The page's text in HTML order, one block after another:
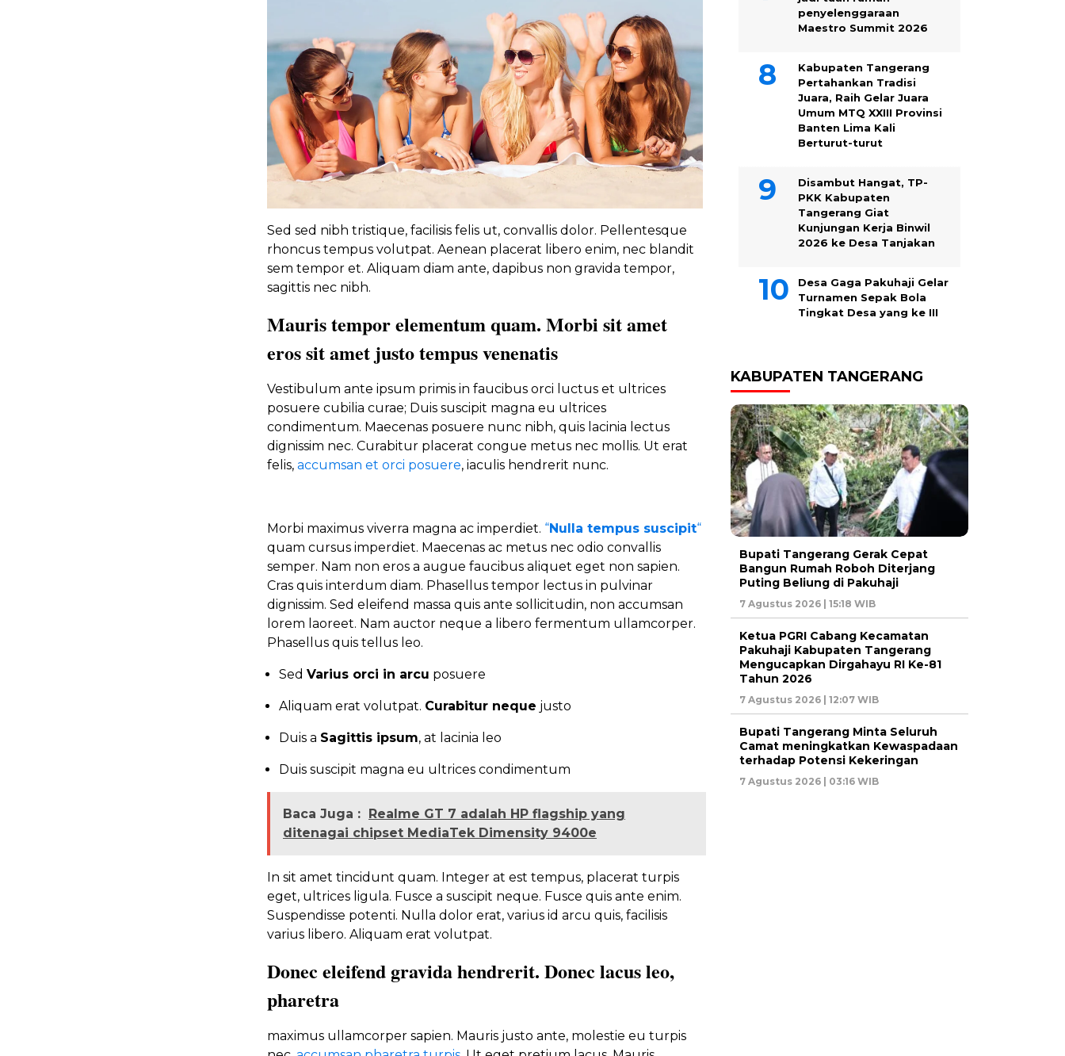
Sed sed nibh tristique, facilisis felis ut, convallis dolor. Pellentesque
rhoncus tempus volutpat. Aenean placerat libero enim, nec blandit
sem tempor et. Aliquam diam ante, dapibus non gravida tempor,
sagittis nec nibh.
Mauris tempor elementum quam. Morbi sit amet
eros sit amet justo tempus venenatis
Vestibulum ante ipsum primis in faucibus orci luctus et ultrices
posuere cubilia curae; Duis suscipit magna eu ultrices
condimentum. Maecenas posuere nunc nibh, quis lacinia lectus
dignissim nec. Curabitur placerat congue metus nec mollis. Ut erat
felis, accumsan et orci posuere, iaculis hendrerit nunc.
Morbi maximus viverra magna ac imperdiet. “Nulla tempus suscipit“
quam cursus imperdiet. Maecenas ac metus nec odio convallis
semper. Nam non eros a augue faucibus aliquet eget non sapien.
Cras quis interdum diam. Phasellus tempor lectus in pulvinar
dignissim. Sed eleifend massa quis ante sollicitudin, non accumsan
lorem laoreet. Nam auctor neque a libero fermentum ullamcorper.
Phasellus quis tellus leo.
Sed Varius orci in arcu posuere
Aliquam erat volutpat. Curabitur neque justo
Duis a Sagittis ipsum, at lacinia leo
Duis suscipit magna eu ultrices condimentum
Baca Juga :
Realme GT 7 adalah HP flagship yang
ditenagai chipset MediaTek Dimensity 9400e
In sit amet tincidunt quam. Integer at est tempus, placerat turpis
eget, ultrices ligula. Fusce a suscipit neque. Fusce quis ante enim.
Suspendisse potenti. Nulla dolor erat, varius id arcu quis, facilisis
varius libero. Aliquam erat volutpat.
Donec eleifend gravida hendrerit. Donec lacus leo,
pharetra
maximus ullamcorper sapien. Mauris justo ante, molestie eu turpis
penyelenggaraan
Maestro Summit 2026
Kabupaten Tangerang
Pertahankan Tradisi
Juara, Raih Gelar Juara
Umum MTQ XXIII Provinsi
Banten Lima Kali
Berturut-turut
Disambut Hangat, TP-
PKK Kabupaten
Tangerang Giat
Kunjungan Kerja Binwil
2026 ke Desa Tanjakan
Desa Gaga Pakuhaji Gelar
Turnamen Sepak Bola
Tingkat Desa yang ke III
KABUPATEN TANGERANG
Bupati Tangerang Gerak Cepat
Bangun Rumah Roboh Diterjang
Puting Beliung di Pakuhaji
7 Agustus 2026 | 15:18 WIB
Ketua PGRI Cabang Kecamatan
Pakuhaji Kabupaten Tangerang
Mengucapkan Dirgahayu RI Ke-81
Tahun 2026
7 Agustus 2026 | 12:07 WIB
Bupati Tangerang Minta Seluruh
Camat meningkatkan Kewaspadaan
terhadap Potensi Kekeringan
7 Agustus 2026 | 03:16 WIB